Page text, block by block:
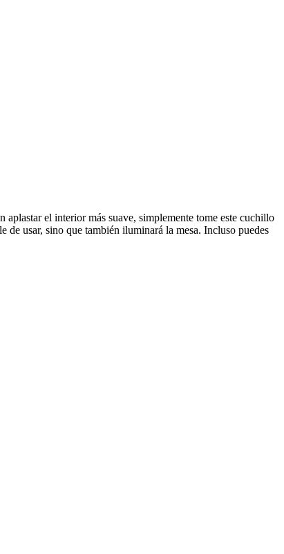
aplastar el interior más suave, simplemente tome este cuchillo
de usar, sino que también iluminará la mesa. Incluso puedes